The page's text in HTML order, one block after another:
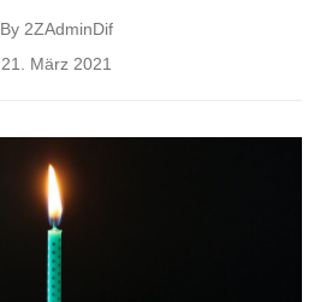
By 2ZAdminDif
Posted
21. März 2021